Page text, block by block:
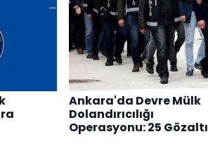
Ankara'da Devre Mülk
Dolandırıcılığı
Operasyonu: 25 Gözaltı